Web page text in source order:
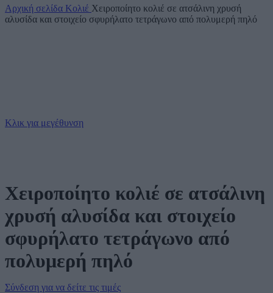
Αρχική σελίδα Κολιέ Χειροποίητο κολιέ σε ατσάλινη χρυσή
αλυσίδα και στοιχείο σφυρήλατο τετράγωνο από πολυμερή πηλό
Κλικ για μεγέθυνση
Χειροποίητο κολιέ σε ατσάλινη
χρυσή αλυσίδα και στοιχείο
σφυρήλατο τετράγωνο από
πολυμερή πηλό
Σύνδεση για να δείτε τις τιμές